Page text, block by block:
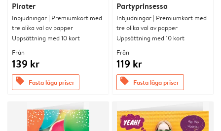
Pirater
Inbjudningar | Premiumkort med
tre olika val av papper
Uppsättning med 10 kort
Från
139 kr
offers Fasta låga priser
Partyprinsessa
Inbjudningar | Premiumkort med
tre olika val av papper
Uppsättning med 10 kort
Från
119 kr
offers Fasta låga priser